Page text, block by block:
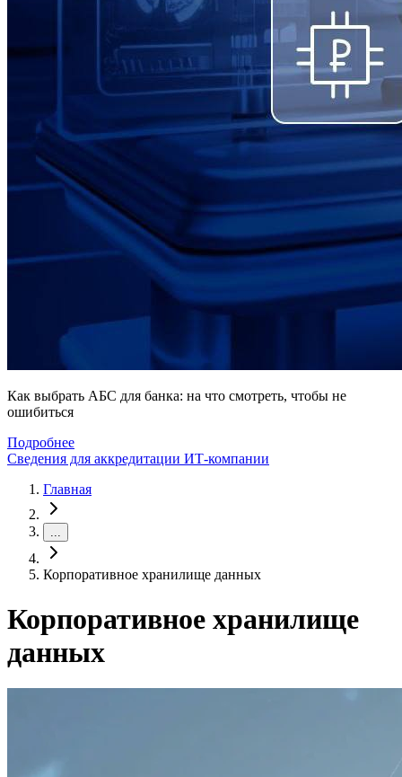
Как выбрать АБС для банка: на что смотреть, чтобы не
ошибиться
Подробнее
Сведения для аккредитации ИТ-компании
Главная
...
Корпоративное хранилище данных
Корпоративное хранилище
данных